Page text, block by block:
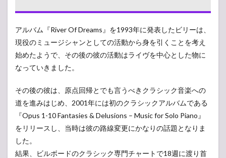
アルバム『River Of Dreams』を1993年に発表したビリーは、
現役のミュージシャンとしての活動から身を引くことを考え
始めたようで、その後の彼の活動はライヴを中心とした物に
なっていきました。
その後の彼は、原点回帰とでも言うべきクラシック音楽への
道を進みはじめ、2001年には初のクラシックアルバムである
『Opus 1-10 Fantasies & Delusions – Music for Solo Piano』
をリリースし、当時は彼の路線変更にかなりの話題となりま
した。
結果、ビルボードのクラシック専門チャートで18週に渡り首